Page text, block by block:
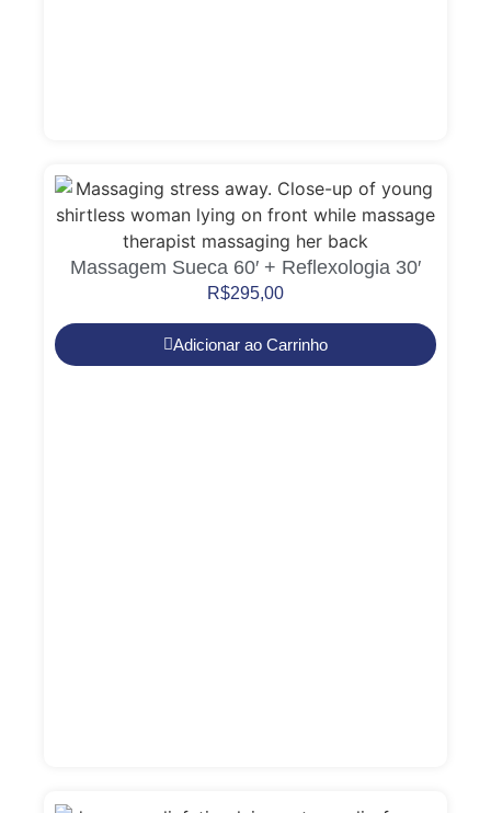
Massagem Sueca 60′ + Reflexologia 30′
R$295,00
Adicionar ao Carrinho